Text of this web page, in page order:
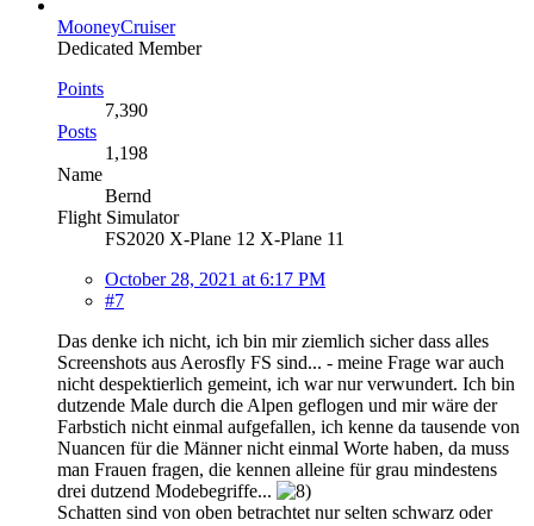
MooneyCruiser
Dedicated Member
Points
7,390
Posts
1,198
Name
Bernd
Flight Simulator
FS2020 X-Plane 12 X-Plane 11
October 28, 2021 at 6:17 PM
#7
Das denke ich nicht, ich bin mir ziemlich sicher dass alles
Screenshots aus Aerosfly FS sind... - meine Frage war auch
nicht despektierlich gemeint, ich war nur verwundert. Ich bin
dutzende Male durch die Alpen geflogen und mir wäre der
Farbstich nicht einmal aufgefallen, ich kenne da tausende von
Nuancen für die Männer nicht einmal Worte haben, da muss
man Frauen fragen, die kennen alleine für grau mindestens
drei dutzend Modebegriffe...
Schatten sind von oben betrachtet nur selten schwarz oder